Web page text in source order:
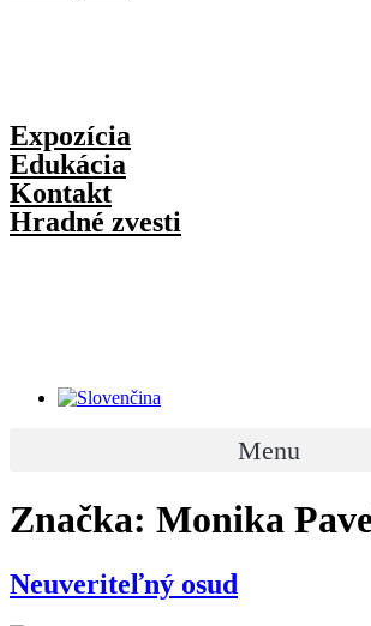
Expozícia
Edukácia
Kontakt
Hradné zvesti
Menu
Značka: Monika
Neuveriteľný osud